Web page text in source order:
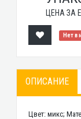
ЦЕНА ЗА
Нет в
ОПИСАНИЕ
Цвет: микс;